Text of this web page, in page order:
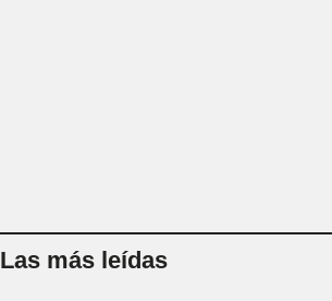
Las más leídas